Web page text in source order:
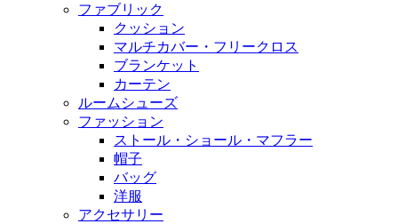
ファブリック
クッション
マルチカバー・フリークロス
ブランケット
カーテン
ルームシューズ
ファッション
ストール・ショール・マフラー
帽子
バッグ
洋服
アクセサリー